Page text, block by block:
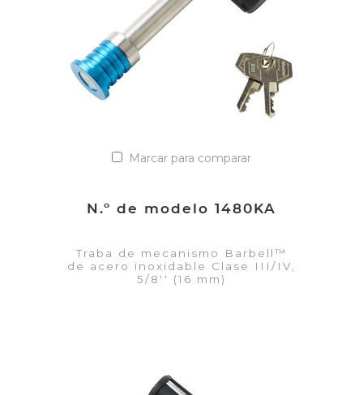
Marcar para comparar
N.º de modelo 1480KA
Traba de mecanismo Barbell™
de acero inoxidable Clase III/IV,
5/8'' (16 mm)
VER DETALLES